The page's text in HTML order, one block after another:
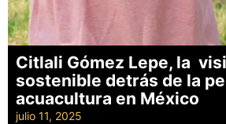
Citlali Gómez Lepe, la
sostenible detrás de la
acuacultura en México
julio 11, 2025